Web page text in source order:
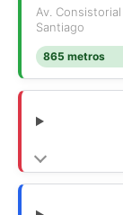
Av.
Santiago
865 metros